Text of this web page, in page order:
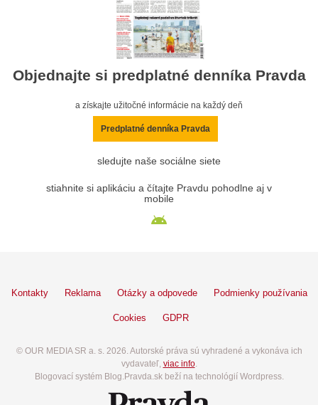
Objednajte si predplatné denníka Pravda
a získajte užitočné informácie na každý deň
Predplatné denníka Pravda
sledujte naše sociálne siete
stiahnite si aplikáciu a čítajte Pravdu pohodlne aj v
mobile
Kontakty Reklama Otázky a odpovede Podmienky používania
Cookies GDPR
© OUR MEDIA SR a. s. 2026. Autorské práva sú vyhradené a vykonáva ich
vydavateľ, viac info.
Blogovací systém Blog.Pravda.sk beží na technológií Wordpress.